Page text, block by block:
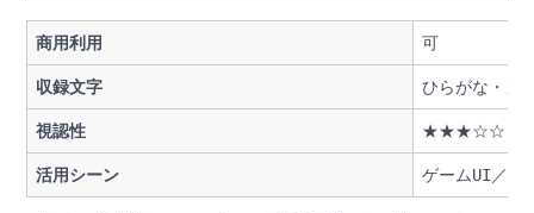
商用利用 可
収録文字 ひらがな・カ
視認性 ★★★☆☆
活用シーン ゲームUI／ピ